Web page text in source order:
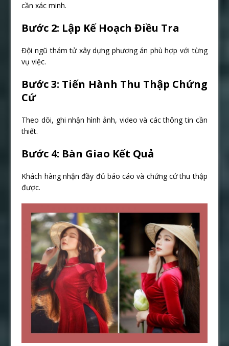
cần xác minh.
Bước 2: Lập Kế Hoạch Điều Tra
Đội ngũ thám tử xây dựng phương án phù hợp với từng
vụ việc.
Bước 3: Tiến Hành Thu Thập Chứng
Cứ
Theo dõi, ghi nhận hình ảnh, video và các thông tin cần
thiết.
Bước 4: Bàn Giao Kết Quả
Khách hàng nhận đầy đủ báo cáo và chứng cứ thu thập
được.